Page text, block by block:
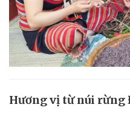
Hương vị từ núi rừng